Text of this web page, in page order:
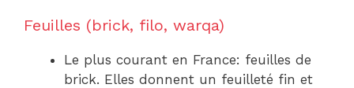
Feuilles (brick, filo, warqa)
Le plus courant en France: feuilles de
brick. Elles donnent un feuilleté fin et